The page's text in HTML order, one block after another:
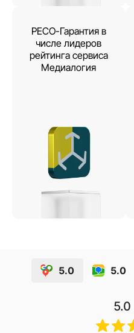
РЕСО-Гарантия в
числе лидеров
рейтинга сервиса
Медиалогия
5.0 5.0
5.0